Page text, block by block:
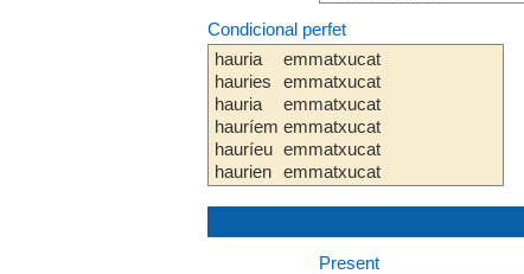
Condicional perfet
hauria
hauries
hauria
hauríem
hauríeu
haurien
emmatxucat
emmatxucat
emmatxucat
emmatxucat
emmatxucat
emmatxucat
Present